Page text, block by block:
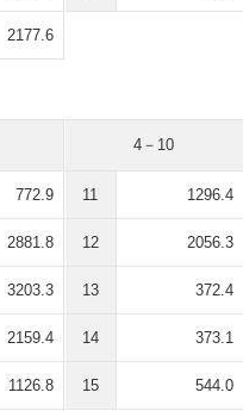
2177.6
772.9
2881.8
3203.3
2159.4
1126.8
4－10
11 1296.4
12 2056.3
13 372.4
14 373.1
15 544.0